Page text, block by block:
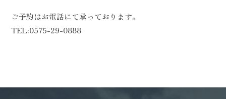
ご予約はお電話にて承っております。
TEL:0575-29-0888